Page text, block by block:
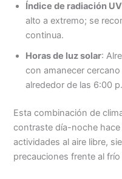
Índice de radiación UV
alto a extremo; se
continua.
Horas de luz solar:
con amanecer
alrededor de las 6:00
Esta combinación de
contraste día-noche hace
actividades al aire libre,
precauciones frente al